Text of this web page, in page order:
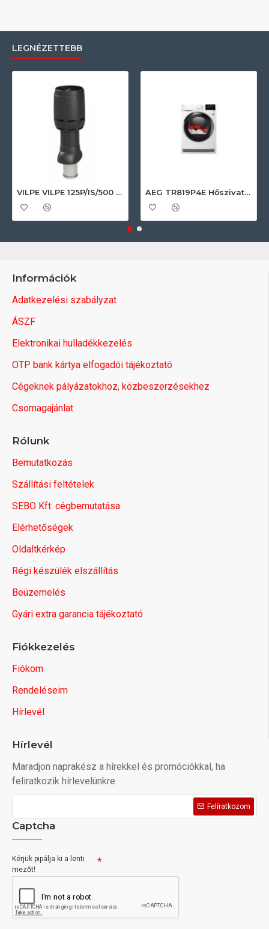
LEGNÉZETTEBB
VILPE VILPE 125P/IS/500 FLOW tetőszellőző, fekete Szellőztető ventilátor tartozékok AEG TR819P4E Hőszivattyús szárítógép
Információk
Adatkezelési szabályzat
ÁSZF
Elektronikai hulladékkezelés
OTP bank kártya elfogadói tájékoztató
Cégeknek pályázatokhoz, közbeszerzésekhez
Csomagajánlat
Rólunk
Bemutatkozás
Szállítási feltételek
SEBO Kft. cégbemutatása
Elérhetőségek
Oldaltkérkép
Régi készülék elszállítás
Beüzemelés
Gyári extra garancia tájékoztató
Fiókkezelés
Fiókom
Rendeléseim
Hírlevél
Hírlevél
Maradjon naprakész a hírekkel és promóciókkal, ha
feliratkozik hírlevelünkre.
Felíratkozom
Captcha
Kérjük pipálja ki a lenti
mezőt!